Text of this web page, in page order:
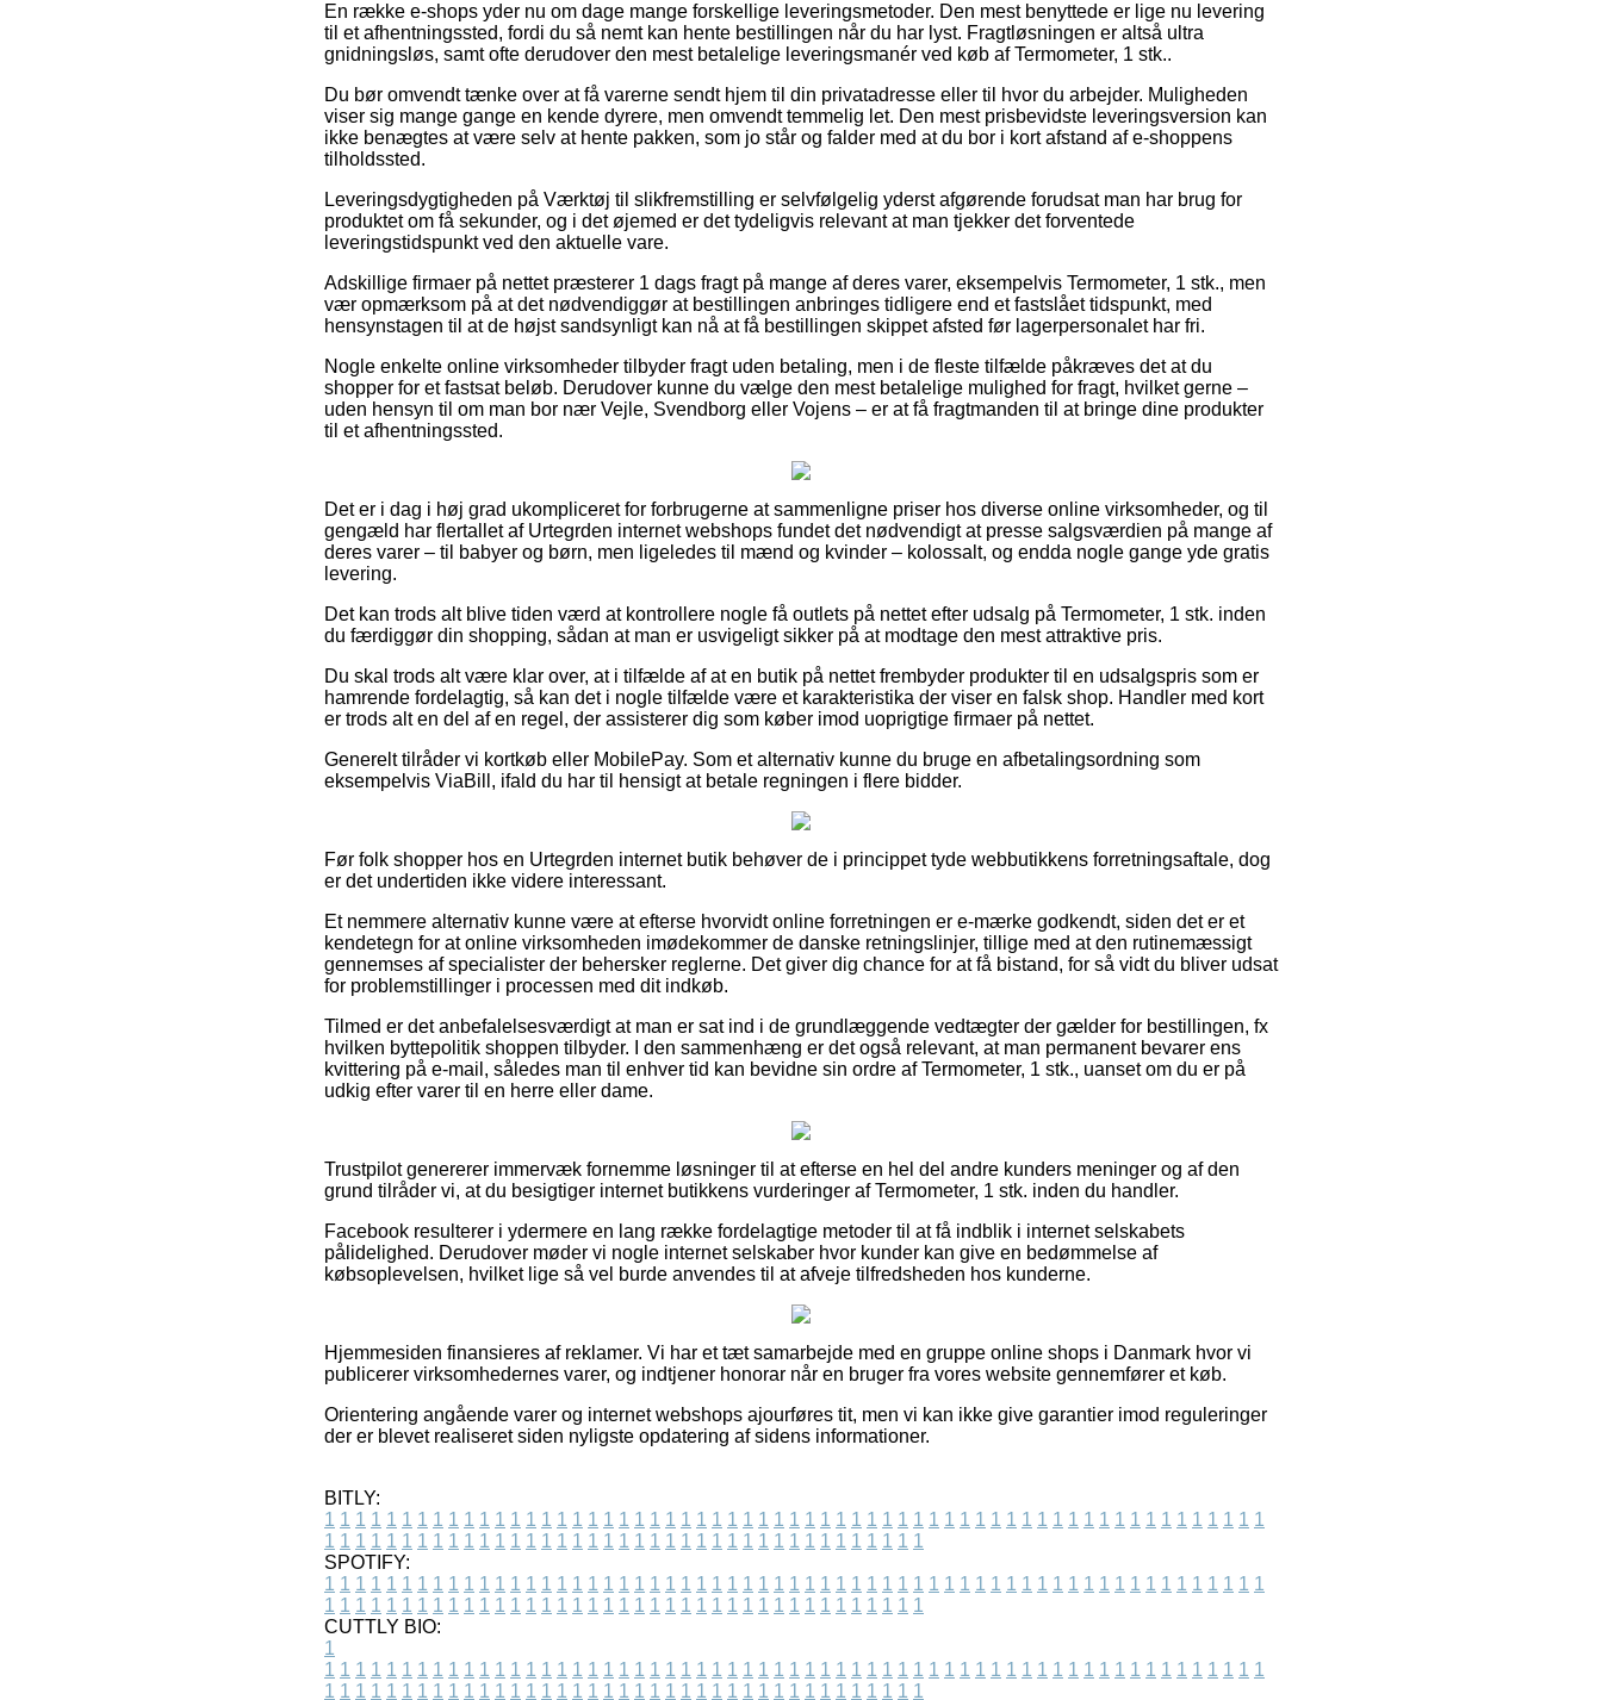
En række e-shops yder nu om dage mange forskellige leveringsmetoder. Den mest benyttede er lige nu levering
til et afhentningssted, fordi du så nemt kan hente bestillingen når du har lyst. Fragtløsningen er altså ultra
gnidningsløs, samt ofte derudover den mest betalelige leveringsmanér ved køb af Termometer, 1 stk..
Du bør omvendt tænke over at få varerne sendt hjem til din privatadresse eller til hvor du arbejder. Muligheden
viser sig mange gange en kende dyrere, men omvendt temmelig let. Den mest prisbevidste leveringsversion kan
ikke benægtes at være selv at hente pakken, som jo står og falder med at du bor i kort afstand af e-shoppens
tilholdssted.
Leveringsdygtigheden på Værktøj til slikfremstilling er selvfølgelig yderst afgørende forudsat man har brug for
produktet om få sekunder, og i det øjemed er det tydeligvis relevant at man tjekker det forventede
leveringstidspunkt ved den aktuelle vare.
Adskillige firmaer på nettet præsterer 1 dags fragt på mange af deres varer, eksempelvis Termometer, 1 stk., men
vær opmærksom på at det nødvendiggør at bestillingen anbringes tidligere end et fastslået tidspunkt, med
hensynstagen til at de højst sandsynligt kan nå at få bestillingen skippet afsted før lagerpersonalet har fri.
Nogle enkelte online virksomheder tilbyder fragt uden betaling, men i de fleste tilfælde påkræves det at du
shopper for et fastsat beløb. Derudover kunne du vælge den mest betalelige mulighed for fragt, hvilket gerne –
uden hensyn til om man bor nær Vejle, Svendborg eller Vojens – er at få fragtmanden til at bringe dine produkter
til et afhentningssted.
Det er i dag i høj grad ukompliceret for forbrugerne at sammenligne priser hos diverse online virksomheder, og til
gengæld har flertallet af Urtegrden internet webshops fundet det nødvendigt at presse salgsværdien på mange af
deres varer – til babyer og børn, men ligeledes til mænd og kvinder – kolossalt, og endda nogle gange yde gratis
levering.
Det kan trods alt blive tiden værd at kontrollere nogle få outlets på nettet efter udsalg på Termometer, 1 stk. inden
du færdiggør din shopping, sådan at man er usvigeligt sikker på at modtage den mest attraktive pris.
Du skal trods alt være klar over, at i tilfælde af at en butik på nettet frembyder produkter til en udsalgspris som er
hamrende fordelagtig, så kan det i nogle tilfælde være et karakteristika der viser en falsk shop. Handler med kort
er trods alt en del af en regel, der assisterer dig som køber imod uoprigtige firmaer på nettet.
Generelt tilråder vi kortkøb eller MobilePay. Som et alternativ kunne du bruge en afbetalingsordning som
eksempelvis ViaBill, ifald du har til hensigt at betale regningen i flere bidder.
Før folk shopper hos en Urtegrden internet butik behøver de i princippet tyde webbutikkens forretningsaftale, dog
er det undertiden ikke videre interessant.
Et nemmere alternativ kunne være at efterse hvorvidt online forretningen er e-mærke godkendt, siden det er et
kendetegn for at online virksomheden imødekommer de danske retningslinjer, tillige med at den rutinemæssigt
gennemses af specialister der behersker reglerne. Det giver dig chance for at få bistand, for så vidt du bliver udsat
for problemstillinger i processen med dit indkøb.
Tilmed er det anbefalelsesværdigt at man er sat ind i de grundlæggende vedtægter der gælder for bestillingen, fx
hvilken byttepolitik shoppen tilbyder. I den sammenhæng er det også relevant, at man permanent bevarer ens
kvittering på e-mail, således man til enhver tid kan bevidne sin ordre af Termometer, 1 stk., uanset om du er på
udkig efter varer til en herre eller dame.
Trustpilot genererer immervæk fornemme løsninger til at efterse en hel del andre kunders meninger og af den
grund tilråder vi, at du besigtiger internet butikkens vurderinger af Termometer, 1 stk. inden du handler.
Facebook resulterer i ydermere en lang række fordelagtige metoder til at få indblik i internet selskabets
pålidelighed. Derudover møder vi nogle internet selskaber hvor kunder kan give en bedømmelse af
købsoplevelsen, hvilket lige så vel burde anvendes til at afveje tilfredsheden hos kunderne.
Hjemmesiden finansieres af reklamer. Vi har et tæt samarbejde med en gruppe online shops i Danmark hvor vi
publicerer virksomhedernes varer, og indtjener honorar når en bruger fra vores website gennemfører et køb.
Orientering angående varer og internet webshops ajourføres tit, men vi kan ikke give garantier imod reguleringer
der er blevet realiseret siden nyligste opdatering af sidens informationer.
BITLY:
1 1 1 1 1 1 1 1 1 1 1 1 1 1 1 1 1 1 1 1 1 1 1 1 1 1 1 1 1 1 1 1 1 1 1 1 1 1 1 1 1 1 1 1 1 1 1 1 1 1 1 1 1 1 1 1 1 1 1 1 1
1 1 1 1 1 1 1 1 1 1 1 1 1 1 1 1 1 1 1 1 1 1 1 1 1 1 1 1 1 1 1 1 1 1 1 1 1 1 1
SPOTIFY:
1 1 1 1 1 1 1 1 1 1 1 1 1 1 1 1 1 1 1 1 1 1 1 1 1 1 1 1 1 1 1 1 1 1 1 1 1 1 1 1 1 1 1 1 1 1 1 1 1 1 1 1 1 1 1 1 1 1 1 1 1
1 1 1 1 1 1 1 1 1 1 1 1 1 1 1 1 1 1 1 1 1 1 1 1 1 1 1 1 1 1 1 1 1 1 1 1 1 1 1
CUTTLY BIO:
1
1 1 1 1 1 1 1 1 1 1 1 1 1 1 1 1 1 1 1 1 1 1 1 1 1 1 1 1 1 1 1 1 1 1 1 1 1 1 1 1 1 1 1 1 1 1 1 1 1 1 1 1 1 1 1 1 1 1 1 1 1
1 1 1 1 1 1 1 1 1 1 1 1 1 1 1 1 1 1 1 1 1 1 1 1 1 1 1 1 1 1 1 1 1 1 1 1 1 1 1